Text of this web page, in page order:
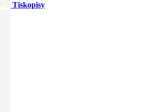
Tiskopisy